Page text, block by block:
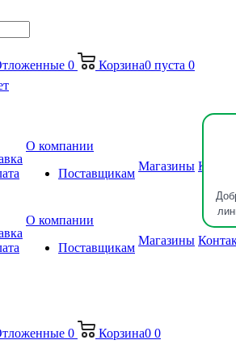
0 Корзина0 пуста 0
О компании
Поставщикам
Магазины
О компании
Поставщикам
Магазины
0 Корзина0 0